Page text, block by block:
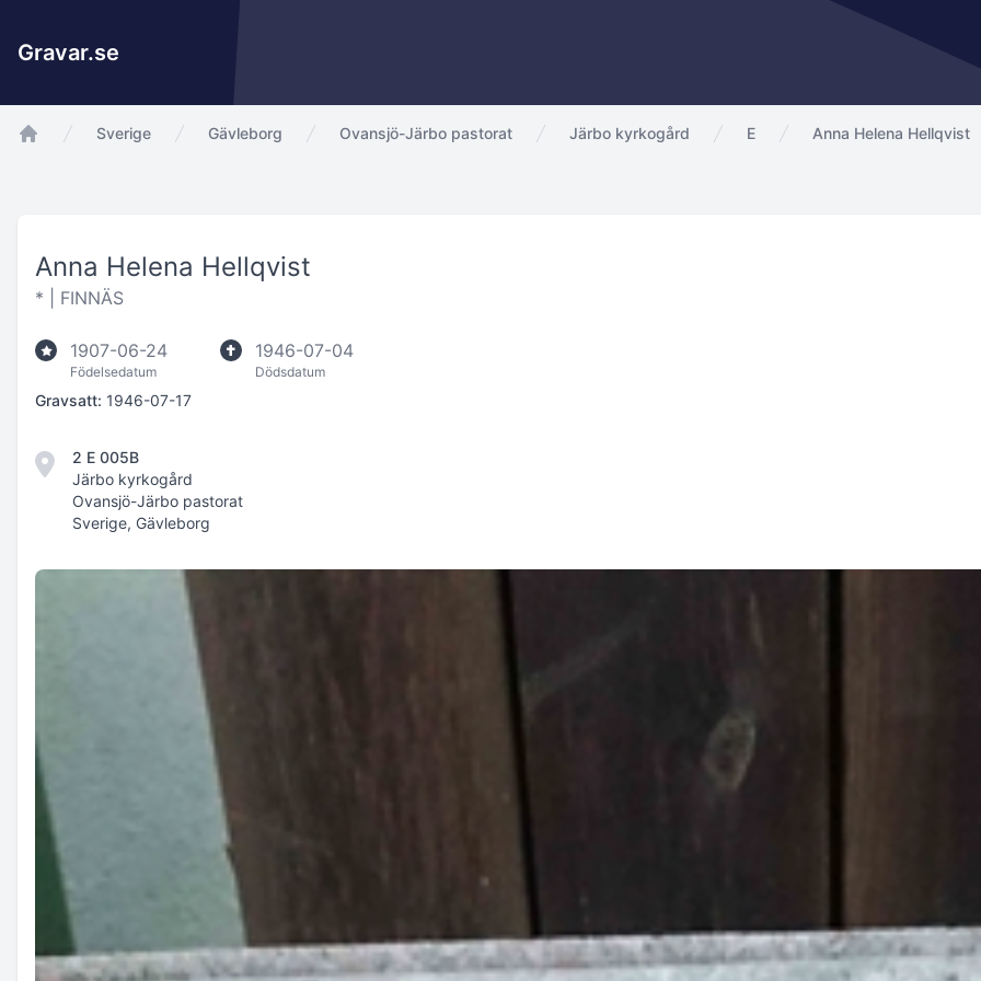
Gravar.se
Sverige Gävleborg Ovansjö-Järbo pastorat Järbo kyrkogård E Anna Helena Hellqvist
Anna Helena Hellqvist
* | FINNÄS
1907-06-24
Födelsedatum
1946-07-04
Dödsdatum
Gravsatt: 1946-07-17
2 E 005B
Järbo kyrkogård
Ovansjö-Järbo pastorat
Sverige, Gävleborg